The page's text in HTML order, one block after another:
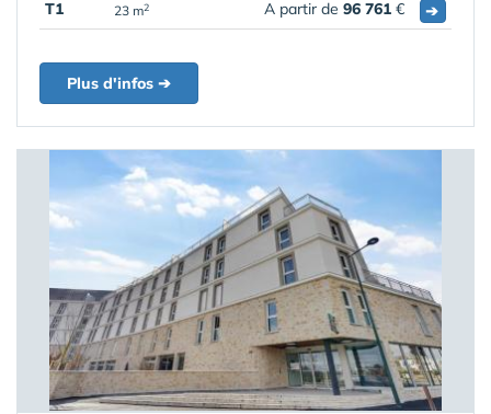
T1 23 m2 A partir de 96 761 € ➔
Plus d'infos ➔